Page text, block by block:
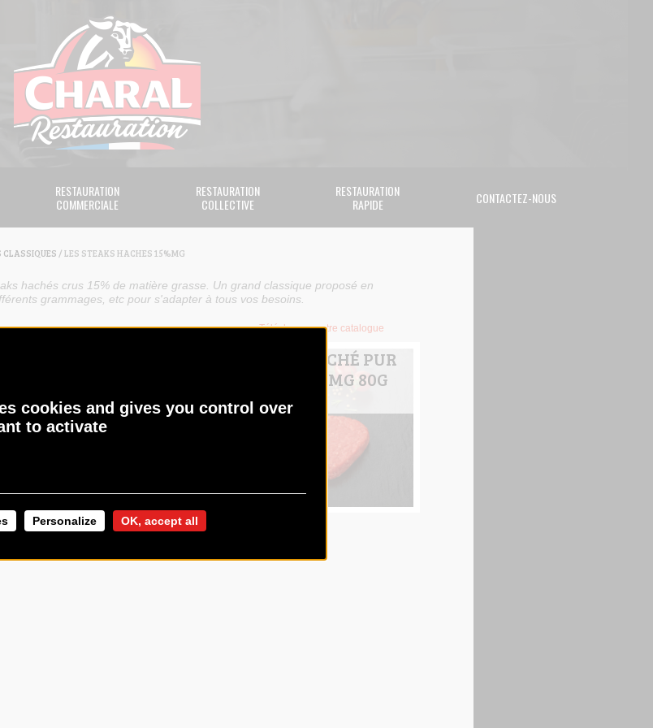
RESTAURATION
COMMERCIALE
RESTAURATION
COLLECTIVE
RESTAURATION
RAPIDE
CONTACTEZ-NOUS
CLASSIQUES / LES STEAKS HACHES 15%MG
hachés crus 15% de matière grasse. Un grand classique proposé en
grammages, etc pour s'adapter à tous vos besoins.
Télécharger notre catalogue
VBF
STEAK HACHÉ PUR
BŒUF 15%MG 80G
VBF
cookies and gives you control over
to activate
OK, accept all
Personalize